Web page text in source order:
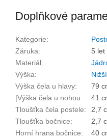
Doplňkové
Kategorie:
Záruka:
5 let
Materiál:
Výška:
Nižší
Výška čela u hlavy:
79
|Výška čela u nohou:
41
Tloušťka čela postele:
2,7
Tloušťka bočnice:
2,7
Horní hrana bočnice:
40